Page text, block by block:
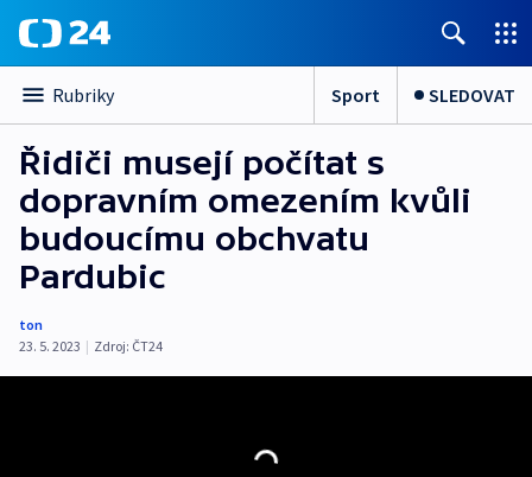
Rubriky Sport SLEDOVAT
Řidiči musejí počítat s
dopravním omezením kvůli
budoucímu obchvatu
Pardubic
ton
23. 5. 2023 | Zdroj: ČT24